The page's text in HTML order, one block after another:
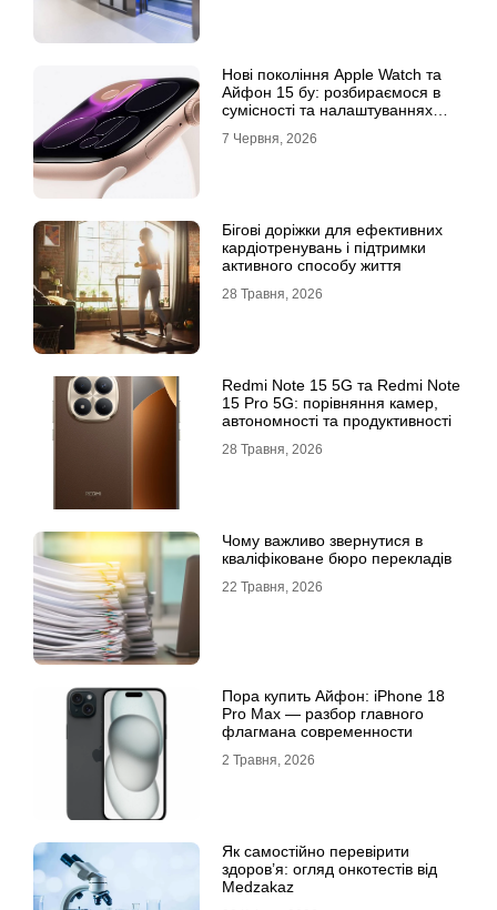
Нові покоління Apple Watch та
Айфон 15 бу: розбираємося в
сумісності та налаштуваннях
7 Червня, 2026
Бігові доріжки для ефективних
кардіотренувань і підтримки
активного способу життя
28 Травня, 2026
Redmi Note 15 5G та Redmi Note
15 Pro 5G: порівняння камер,
автономності та продуктивності
28 Травня, 2026
Чому важливо звернутися в
кваліфіковане бюро перекладів
22 Травня, 2026
Пора купить Айфон: iPhone 18
Pro Max — разбор главного
флагмана современности
2 Травня, 2026
Як самостійно перевірити
здоров’я: огляд онкотестів від
Medzakaz